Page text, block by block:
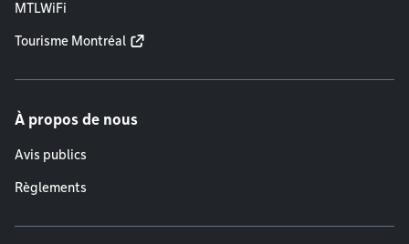
MTLWiFi
Tourisme Montréal
À propos de nous
Avis publics
Règlements